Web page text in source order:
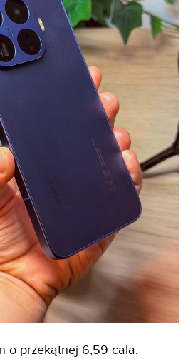
o przekątnej 6,59 cala,